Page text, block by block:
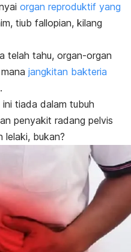
organ reproduktif yang
tiub fallopian, kilang
telah tahu, organ-organ
jangkitan bakteria
.
tiada dalam tubuh
penyakit radang pelvis
lelaki, bukan?